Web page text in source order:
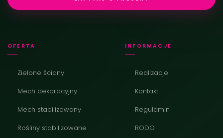
OFERTA
Zielone ściany
Mech dekoracyjny
Mech stabilizowany
Rośliny stabilizowane
INFORMACJE
Realizacje
Kontakt
Regulamin
RODO